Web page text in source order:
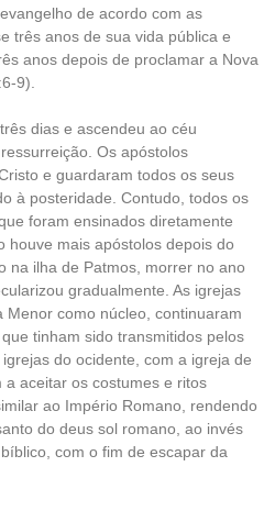
de acordo com as
três anos de sua vida pública e
anos depois de proclamar a Nova
9).
dias e ascendeu ao céu
Os apóstolos
e guardaram todos os seus
à posteridade. Contudo, todos os
foram ensinados diretamente
houve mais apóstolos depois do
na ilha de Patmos, morrer no ano
gradualmente. As igrejas
como núcleo, continuaram
tinham sido transmitidos pelos
do ocidente, com a igreja de
aceitar os costumes e ritos
ao Império Romano, rendendo
do deus sol romano, ao invés
com o fim de escapar da